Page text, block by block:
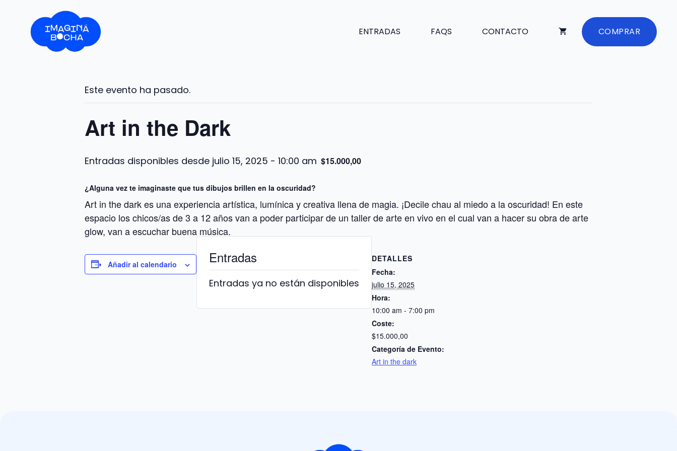
contenido
ENTRADAS FAQS CONTACTO COMPRAR
Este evento ha pasado.
Art in the Dark
julio 15, 2025 - 10:00 am $15.000,00
¿Alguna vez te imaginaste que tus dibujos brillen en la oscuridad?
Art in the dark es una experiencia artística, lumínica y creativa llena de magia. ¡Decile chau al miedo a la oscuridad! En este
espacio los chicos/as de 3 a 12 años van a poder participar de un taller de arte en vivo en el cual van a hacer su obra de arte
glow, van a escuchar buena música.
Añadir al calendario
DETALLES
Fecha:
julio 15, 2025
Hora:
10:00 am - 7:00 pm
Coste:
$15.000,00
Categoría de Evento:
Art in the dark
Entradas
Entradas ya no están disponibles